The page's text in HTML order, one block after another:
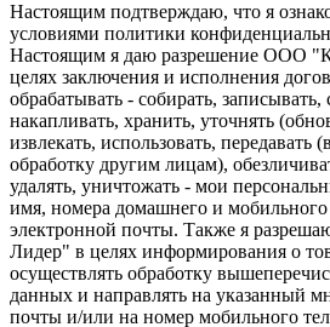
Настоящим подтверждаю, что я
условиями политики
Настоящим я даю разрешение ООО
целях заключения и исполнения
обрабатывать - собирать, записывать,
накапливать, хранить, уточнять
извлекать, использовать, передавать
обработку другим лицам),
удалять, уничтожать - мои
имя, номера домашнего и мобильного
электронной почты. Также я
Лидер" в целях информирования о
осуществлять обработку
данных и направлять на указанный
почты и/или на номер мобильного